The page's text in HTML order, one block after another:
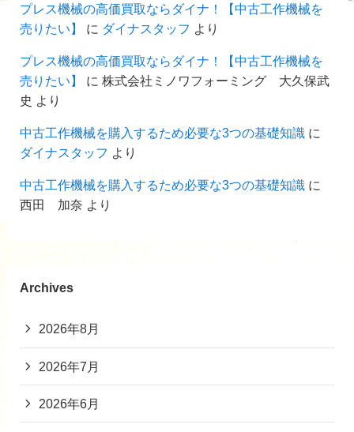
プレス機械の高価買取ならダイナ！【中古工作機械を
売りたい】
に ダイナスタッフ より
プレス機械の高価買取ならダイナ！【中古工作機械を
売りたい】
に 株式会社ミノワフォーミング 大久保武
史 より
中古工作機械を購入するため必要な3つの基礎知識に
ダイナスタッフ より
中古工作機械を購入するため必要な3つの基礎知識に
西田 加奈 より
Archives
2026年8月
2026年7月
2026年6月